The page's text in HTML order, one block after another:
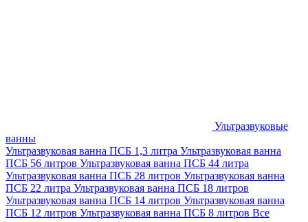
Ультразвуковые
ванны
Ультразвуковая ванна ПСБ 1,3 литра Ультразвуковая ванна
ПСБ 56 литров Ультразвуковая ванна ПСБ 44 литра
Ультразвуковая ванна ПСБ 28 литров Ультразвуковая ванна
ПСБ 22 литра Ультразвуковая ванна ПСБ 18 литров
Ультразвуковая ванна ПСБ 14 литров Ультразвуковая ванна
ПСБ 12 литров Ультразвуковая ванна ПСБ 8 литров Все